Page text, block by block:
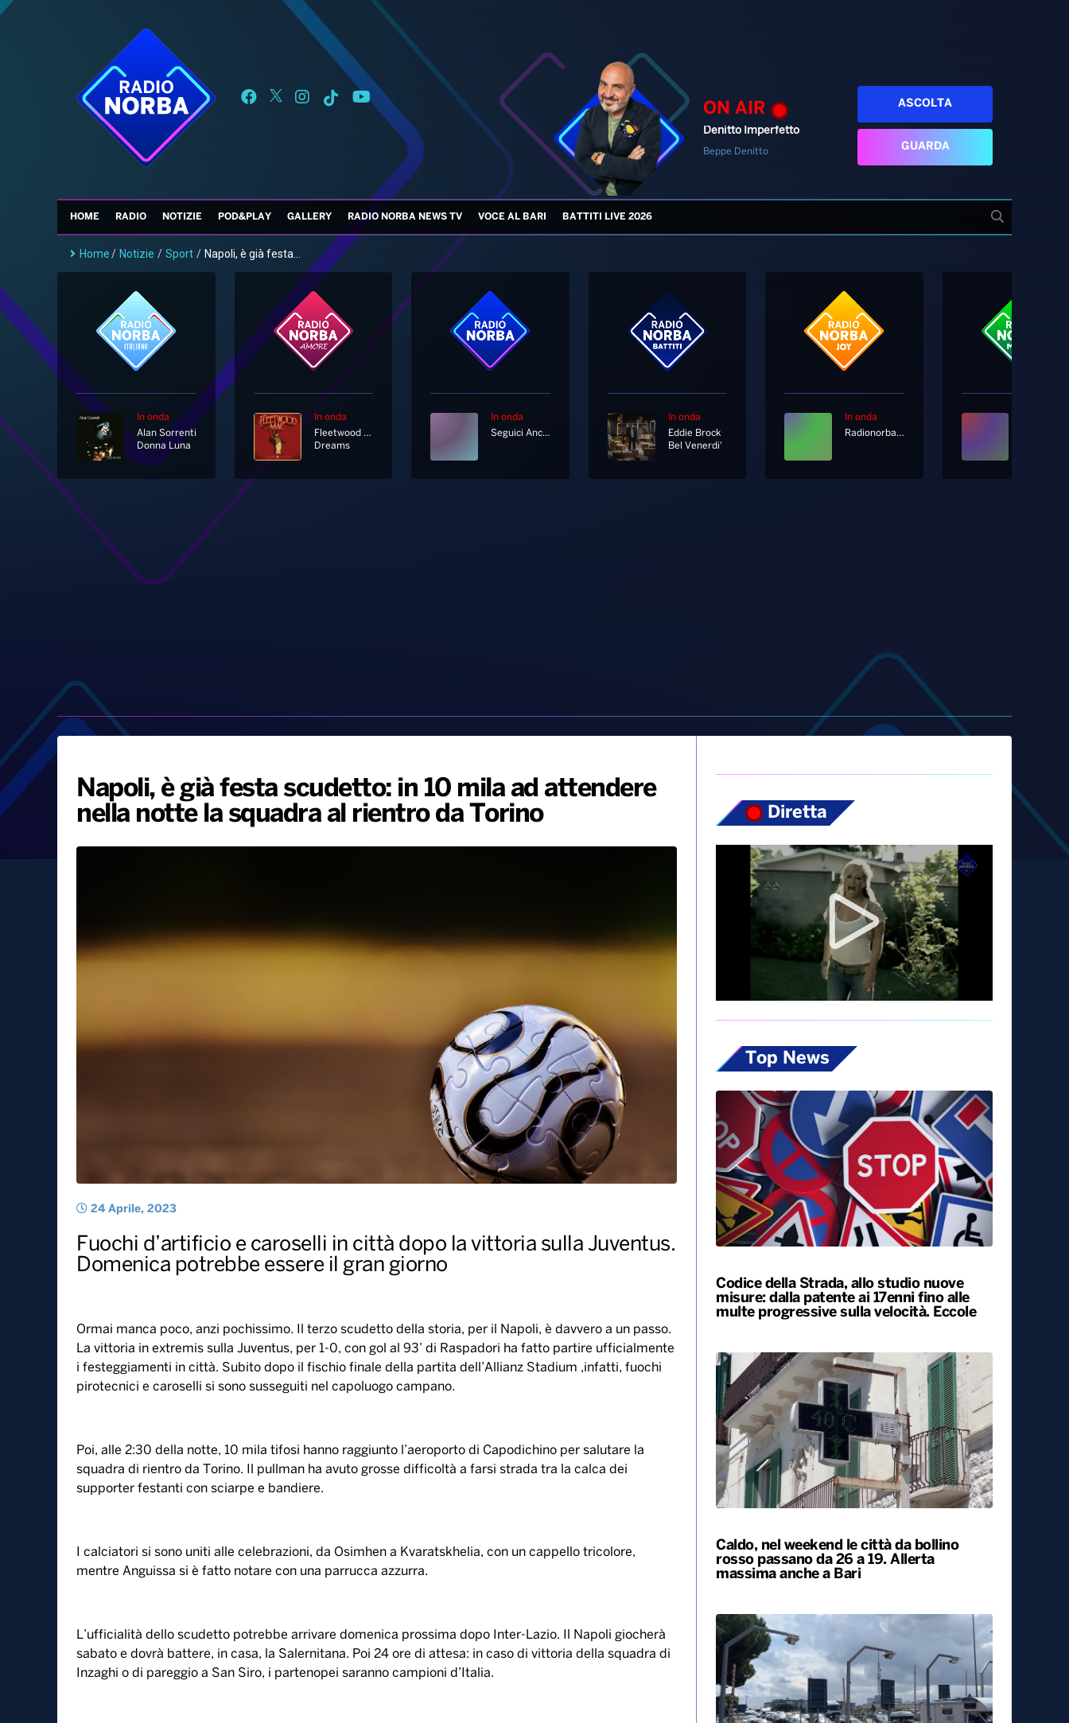
ON AIR
Denitto Imperfetto
Beppe Denitto
ASCOLTA
GUARDA
HOME RADIO NOTIZIE POD&PLAY GALLERY RADIO NORBA NEWS TV VOCE AL BARI BATTITI LIVE 2026
Home/ Notizie / Sport / Napoli, è già festa...
In onda
Alan Sorrenti
Donna Luna
In onda
Fleetwood Mac
Dreams
In onda
Seguici Anche In Diretta Tv Al Canale 11 E 730 Di Sky
In onda
Eddie Brock
Bel Venerdi'
In onda
Radionorba News
Napoli, è già festa scudetto: in 10 mila ad attendere
nella notte la squadra al rientro da Torino
24 Aprile, 2023
Fuochi d’artificio e caroselli in città dopo la vittoria sulla Juventus.
Domenica potrebbe essere il gran giorno
Ormai manca poco, anzi pochissimo. Il terzo scudetto della storia, per il Napoli, è davvero a un passo.
La vittoria in extremis sulla Juventus, per 1-0, con gol al 93’ di Raspadori ha fatto partire ufficialmente
i festeggiamenti in città. Subito dopo il fischio finale della partita dell’Allianz Stadium ,infatti, fuochi
pirotecnici e caroselli si sono susseguiti nel capoluogo campano.
Poi, alle 2:30 della notte, 10 mila tifosi hanno raggiunto l’aeroporto di Capodichino per salutare la
squadra di rientro da Torino. Il pullman ha avuto grosse difficoltà a farsi strada tra la calca dei
supporter festanti con sciarpe e bandiere.
I calciatori si sono uniti alle celebrazioni, da Osimhen a Kvaratskhelia, con un cappello tricolore,
mentre Anguissa si è fatto notare con una parrucca azzurra.
L’ufficialità dello scudetto potrebbe arrivare domenica prossima dopo Inter-Lazio. Il Napoli giocherà
sabato e dovrà battere, in casa, la Salernitana. Poi 24 ore di attesa: in caso di vittoria della squadra di
Inzaghi o di pareggio a San Siro, i partenopei saranno campioni d’Italia.
Diretta
Top News
Codice della Strada, allo studio nuove
misure: dalla patente ai 17enni fino alle
multe progressive sulla velocità. Eccole
Caldo, nel weekend le città da bollino
rosso passano da 26 a 19. Allerta
massima anche a Bari